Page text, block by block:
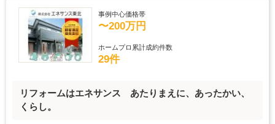
事例中心価格帯
〜200万円
ホームプロ累計成約件数
29件
リフォームはエネサンス あたりまえに、あったかい、
くらし。